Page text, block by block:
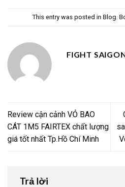
This entry was posted in Blog .
FIGHT
Review cận cảnh VỎ BAO
CÁT 1M5 FAIRTEX chất lượng
giá tốt nhất Tp.Hồ Chí Minh
Trả lời